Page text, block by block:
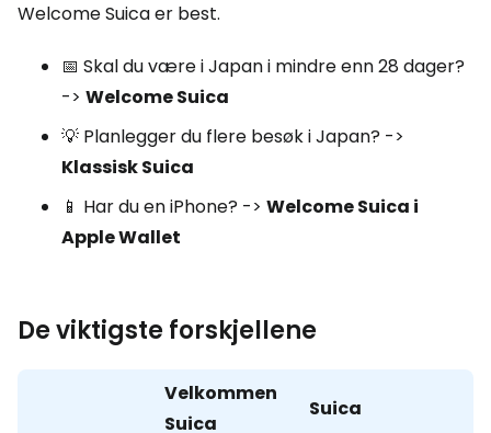
Welcome Suica er best.
📅 Skal du være i Japan i mindre enn 28 dager?
-> Welcome Suica
💡 Planlegger du flere besøk i Japan? ->
Klassisk Suica
📱 Har du en iPhone? -> Welcome Suica i
Apple Wallet
De viktigste forskjellene
Velkommen
Suica
Suica